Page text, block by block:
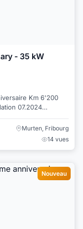
- 35 kW
Km 6'200
07.2024
Murten, Fribourg
14 vues
Nouveau